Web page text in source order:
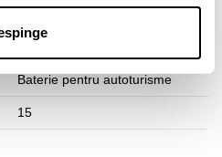
Baterie pentru autoturisme
15